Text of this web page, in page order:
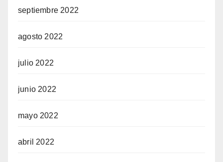
septiembre 2022
agosto 2022
julio 2022
junio 2022
mayo 2022
abril 2022